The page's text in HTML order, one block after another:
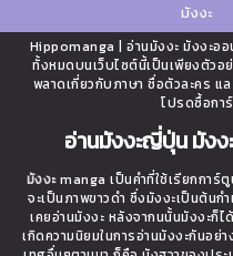
มังงะ
Hippomanga | อ่านมังงะ มังงะอ
ทั้งหมดบนเว็บไซต์นี้เป็นเพียงตัว
พลาดเกี่ยวกับภาษา ชื่อตัวละคร แ
โปรดซื้อกา
อ่านมังงะญี่ปุ่น มังง
มังงะmanga เป็นคำที่ใช้เรียกการ์
จะเป็นภาพขาวดำ ซึ่งมังงะเป็นต้น
เคยอ่านมังงะ หลังจากนนั้นมังงะก็
เกิดความนิยมในการอ่านมังงะกันอย่